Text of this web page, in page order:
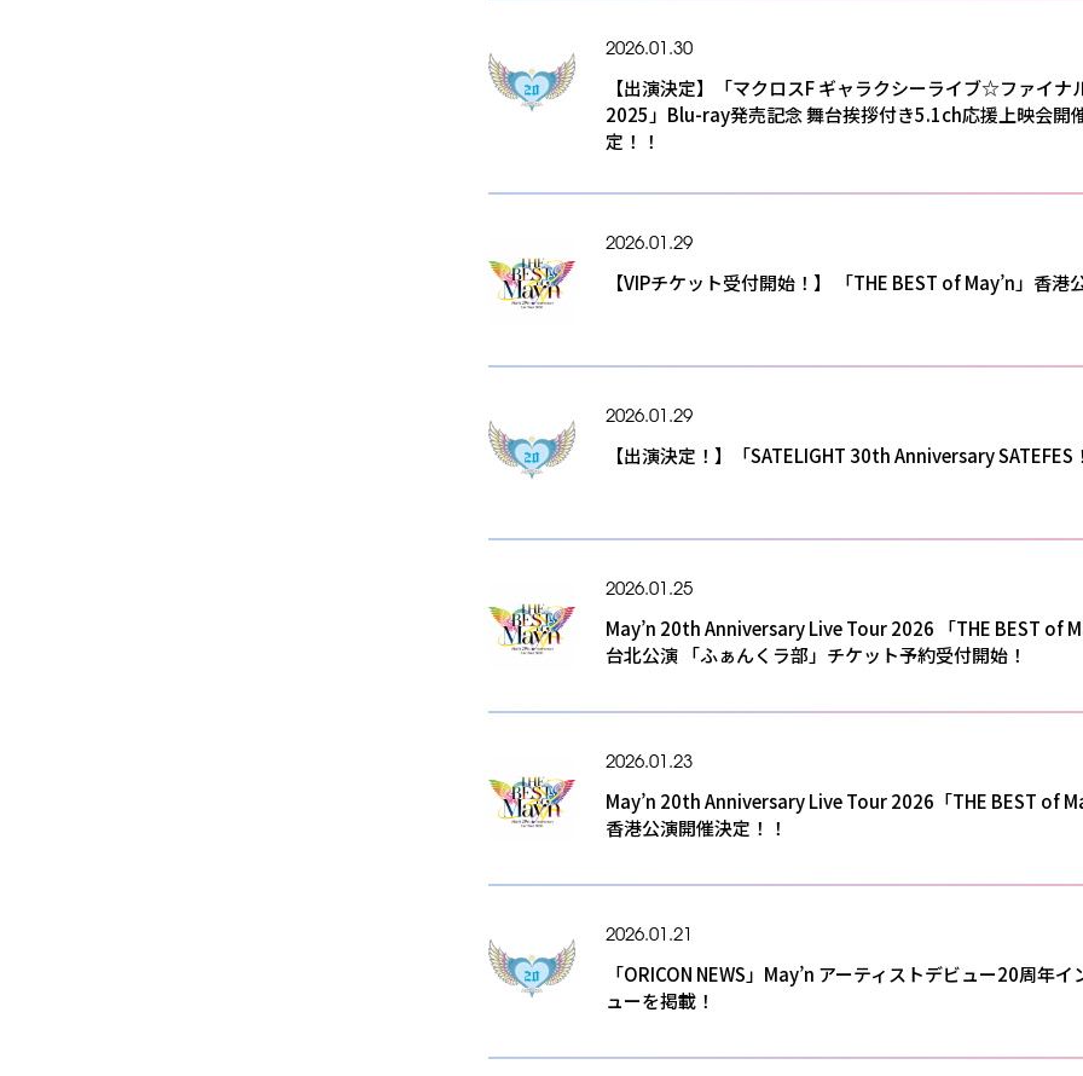
2026.01.30
【出演決定】「マクロスF ギャラクシーライブ☆ファイナ
2025」Blu-ray発売記念 舞台挨拶付き5.1ch応援上映会開
定！！
2026.01.29
【VIPチケット受付開始！】 「THE BEST of May’n」香港
2026.01.29
【出演決定！】「SATELIGHT 30th Anniversary SATEFES
2026.01.25
May’n 20th Anniversary Live Tour 2026 「THE BEST of
台北公演 「ふぁんくラ部」チケット予約受付開始！
2026.01.23
May’n 20th Anniversary Live Tour 2026「THE BEST of
香港公演開催決定！！
2026.01.21
「ORICON NEWS」May’n アーティストデビュー20周年イ
ューを掲載！